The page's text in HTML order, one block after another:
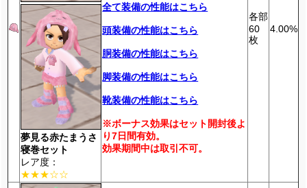
夢見る赤たまうさ
寝巻セット
レア度：
★★★☆☆
全て装備の性能はこちら
頭装備の性能はこちら
胴装備の性能はこちら
脚装備の性能はこちら
靴装備の性能はこちら
※ボーナス効果はセット開封後よ
り7日間有効。
効果期間中は取引不可。
各部
60
枚
4.00%